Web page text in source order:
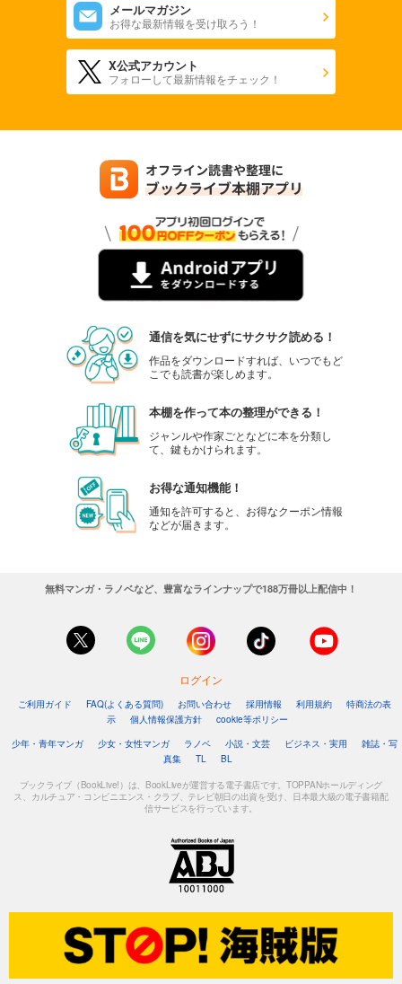
メールマガジン
お得な最新情報を受け取ろう！
X公式アカウント
フォローして最新情報をチェック！
通信を気にせずにサクサク読める！
作品をダウンロードすれば、いつでもど
こでも読書が楽しめます。
本棚を作って本の整理ができる！
ジャンルや作家ごとなどに本を分類し
て、鍵もかけられます。
お得な通知機能！
通知を許可すると、お得なクーポン情報
などが届きます。
無料マンガ・ラノベなど、豊富なラインナップで188万冊以上配信中！
ログイン
ご利用ガイド FAQ(よくある質問) お問い合わせ 採用情報 利用規約
特商法の表
示
個人情報保護方針
cookie等ポリシー
少年・青年マンガ
少女・女性マンガ ラノベ 小説・文芸 ビジネス・実用
雑誌・写
真集
TL BL
ブックライブ（BookLive!）は、BookLiveが運営する電子書店です。TOPPANホールディング
ス、カルチュア・コンビニエンス・クラブ、テレビ朝日の出資を受け、日本最大級の電子書籍配
信サービスを行っています。